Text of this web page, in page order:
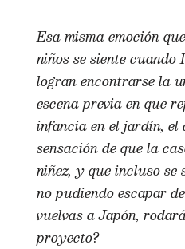
Esa misma emoción
niños se siente
logran encontrarse la
escena previa en que
infancia en el jardín, el
sensación de que la
niñez, y que incluso se
no pudiendo escapar
vuelvas a Japón,
proyecto?